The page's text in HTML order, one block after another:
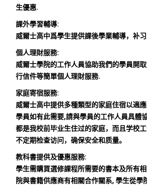
生優惠.
課外學習輔導:
威爾士高中爲學生提供課後學業輔導，补
個人理財服務:
威爾士學院的工作人員協助我們的學員開
行信件等簡單個人理財服務.
家庭寄宿服務:
威爾士高中提供多種類型的家庭住宿以適
學員如有此需要,請與學員的工作人員具體
都是我校前毕业生住过的家庭，而且学校
不定期检查访问，确保安全和质量。
教科書提供及優惠服務:
學生需購買選修課程所需要的書本及所有
院與書籍供應商有相關合作關系, 學生從學